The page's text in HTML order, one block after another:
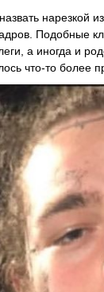
нарезкой
Подобные
а иногда и
что-то более